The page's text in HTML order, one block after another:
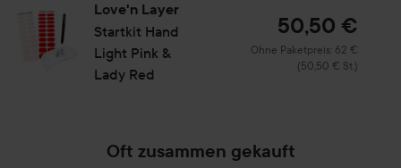
Love'n Layer
Startkit Hand
Light Pink &
Lady Red
50,50 €
Ohne Paketpreis: 62 €
(50,50 € St.)
Oft zusammen gekauft